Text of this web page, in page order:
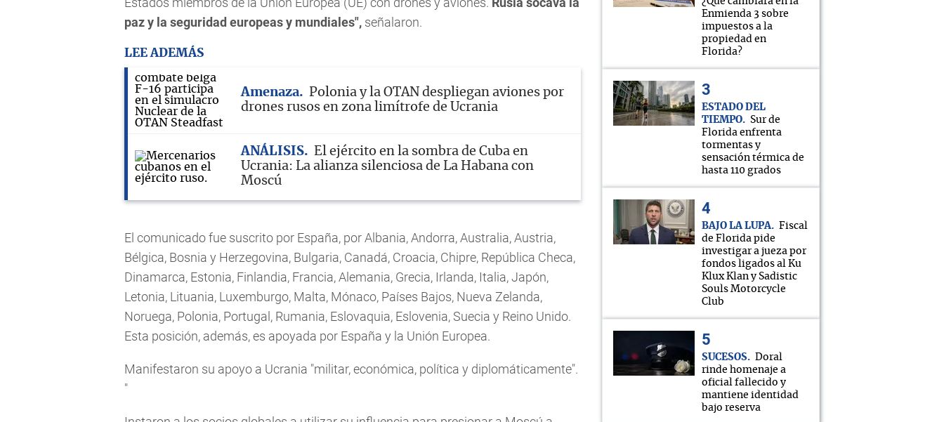
paz y la seguridad europeas y mundiales", señalaron.
LEE ADEMÁS
Amenaza
Polonia y la OTAN despliegan aviones por
drones rusos en zona limítrofe de Ucrania
ANÁLISIS
El ejército en la sombra de Cuba en
Ucrania: La alianza silenciosa de La Habana con
Moscú
El comunicado fue suscrito por España, por Albania, Andorra, Australia, Austria,
Bélgica, Bosnia y Herzegovina, Bulgaria, Canadá, Croacia, Chipre, República Checa,
Dinamarca, Estonia, Finlandia, Francia, Alemania, Grecia, Irlanda, Italia, Japón,
Letonia, Lituania, Luxemburgo, Malta, Mónaco, Países Bajos, Nueva Zelanda,
Noruega, Polonia, Portugal, Rumania, Eslovaquia, Eslovenia, Suecia y Reino Unido.
Esta posición, además, es apoyada por España y la Unión Europea.
Manifestaron su apoyo a Ucrania "militar, económica, política y diplomáticamente".
"
Enmienda 3 sobre
impuestos a la
propiedad en
Florida?
ESTADO DEL
TIEMPO
Sur de
Florida enfrenta
tormentas y
sensación térmica de
hasta 110 grados
BAJO LA LUPA
Fiscal
de Florida pide
investigar a jueza por
fondos ligados al Ku
Klux Klan y Sadistic
Souls Motorcycle
Club
SUCESOS
Doral
rinde homenaje a
oficial fallecido y
mantiene identidad
bajo reserva